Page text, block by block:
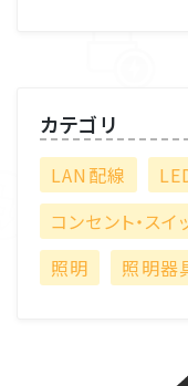
カテゴリ
LAN配線
コンセント・スイ
照明
照明器